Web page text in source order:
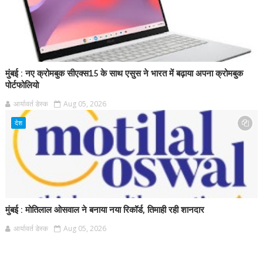
मुंबई : नए क्रोमबुक सीएक्स15 के साथ एसुस ने भारत में बढ़ाया अपना क्रोमबुक
पोर्टफोलियो
आर्यावर्त डेस्क Aug 05, 2026
देश
मुंबई : मोतिलाल ओसवाल ने बनाया नया रिकॉर्ड, तिमाही रही शानदार
आर्यावर्त डेस्क Aug 05, 2026